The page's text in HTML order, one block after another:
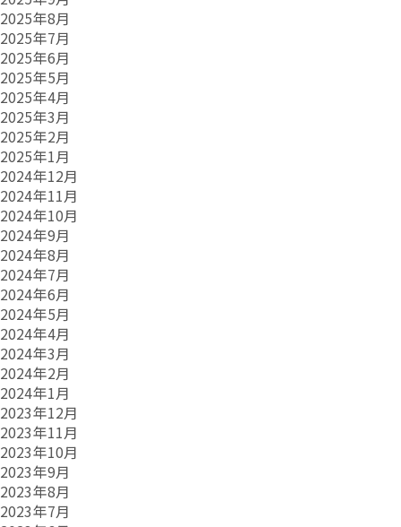
2025年8月
2025年7月
2025年6月
2025年5月
2025年4月
2025年3月
2025年2月
2025年1月
2024年12月
2024年11月
2024年10月
2024年9月
2024年8月
2024年7月
2024年6月
2024年5月
2024年4月
2024年3月
2024年2月
2024年1月
2023年12月
2023年11月
2023年10月
2023年9月
2023年8月
2023年7月